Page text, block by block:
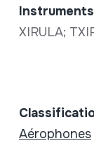
XIRULA;
Aérophones